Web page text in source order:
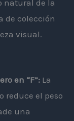
natural de la
de colección
visual.
en “F”: La
reduce el peso
una